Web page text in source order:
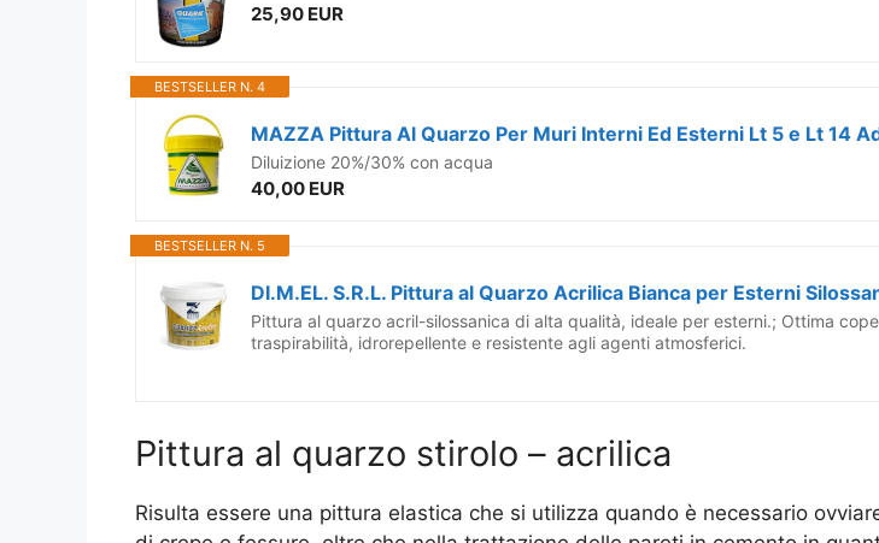
25,90 EUR
BESTSELLER N. 4
Diluizione 20%/30% con acqua
40,00 EUR
BESTSELLER N. 5
Pittura al quarzo acril-silossanica di alta qualità, ideale per esterni.; Ottima
traspirabilità, idrorepellente e resistente agli agenti atmosferici.
Pittura al quarzo stirolo – acrilica
Risulta essere una pittura elastica che si utilizza quando è necessario